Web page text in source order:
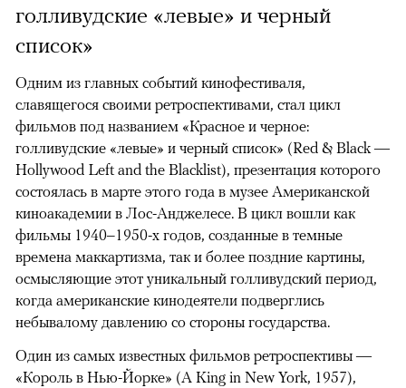
голливудские «левые» и черный
список»
Одним из главных событий кинофестиваля,
славящегося своими ретроспективами, стал цикл
фильмов под названием «Красное и черное:
голливудские «левые» и черный список» (Red & Black —
Hollywood Left and the Blacklist), презентация которого
состоялась в марте этого года в музее Американской
киноакадемии в Лос-Анджелесе. В цикл вошли как
фильмы 1940–1950-х годов, созданные в темные
времена маккартизма, так и более поздние картины,
осмысляющие этот уникальный голливудский период,
когда американские кинодеятели подверглись
небывалому давлению со стороны государства.
Один из самых известных фильмов ретроспективы —
«Король в Нью-Йорке» (A King in New York, 1957),